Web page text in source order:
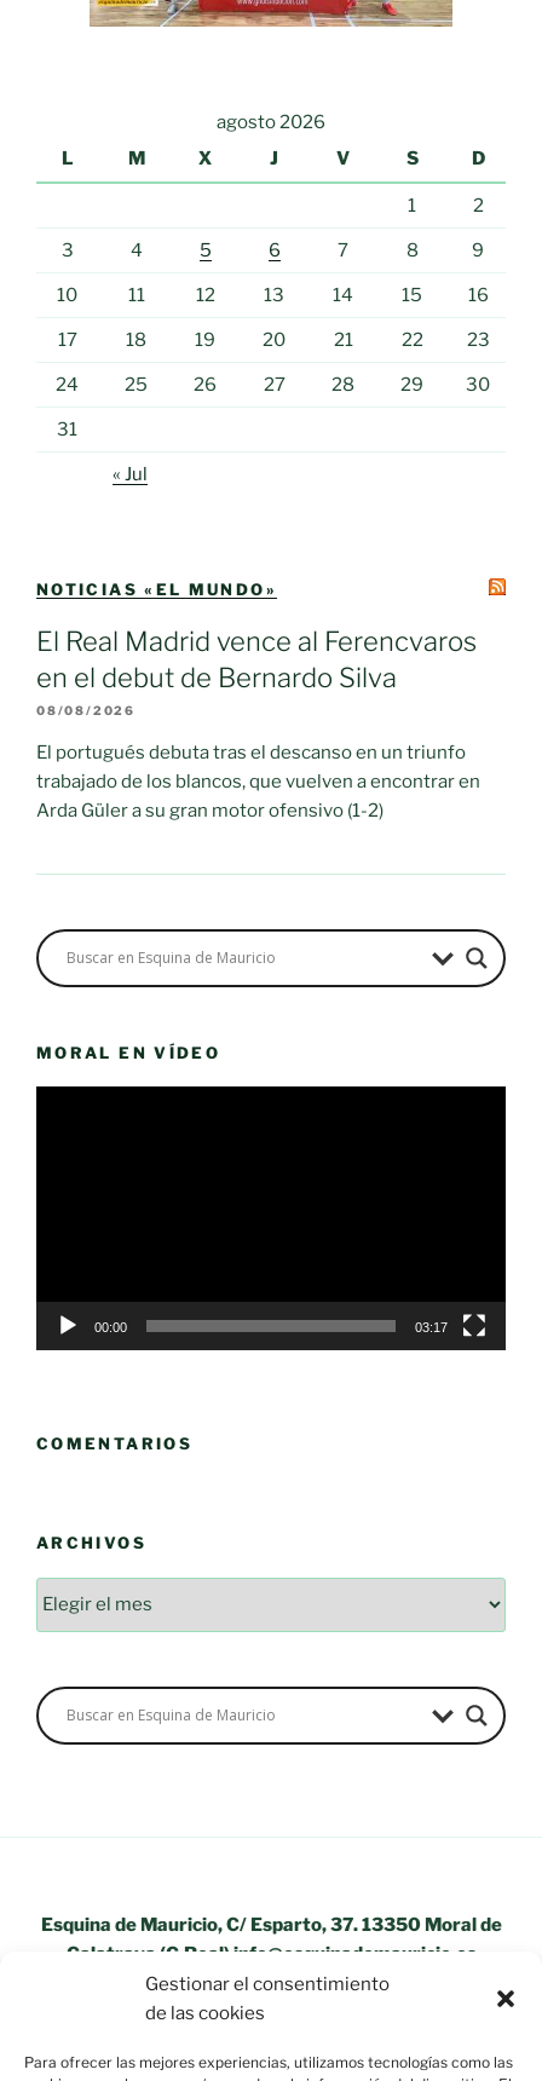
Gestionar el consentimiento
de las cookies
Para ofrecer las mejores experiencias, utilizamos tecnologías como las
agosto 2026
L
M X J V S D
1 2
3 4 5 6 7 8 9
10 11 12 13 14 15 16
17 18 19 20 21 22 23
24 25 26 27 28 29 30
31
« Jul
NOTICIAS «EL MUNDO»
El Real Madrid vence al Ferencvaros
en el debut de Bernardo Silva
08/08/2026
El portugués debuta tras el descanso en un triunfo
trabajado de los blancos, que vuelven a encontrar en
Arda Güler a su gran motor ofensivo (1-2)
MORAL EN VÍDEO
00:00 03:17
COMENTARIOS
ARCHIVOS
Esquina de Mauricio, C/ Esparto, 37. 13350 Moral de
Calatrava (C.Real) info@esquinademauricio.es
«Aviso Legal»